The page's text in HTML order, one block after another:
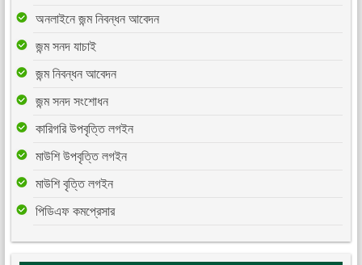
অনলাইনে জন্ম নিবন্ধন আবেদন
জন্ম সনদ যাচাই
জন্ম নিবন্ধন আবেদন
জন্ম সনদ সংশোধন
কারিগরি উপবৃত্তি লগইন
মাউশি উপবৃত্তি লগইন
মাউশি বৃত্তি লগইন
পিডিএফ কমপ্রেসার